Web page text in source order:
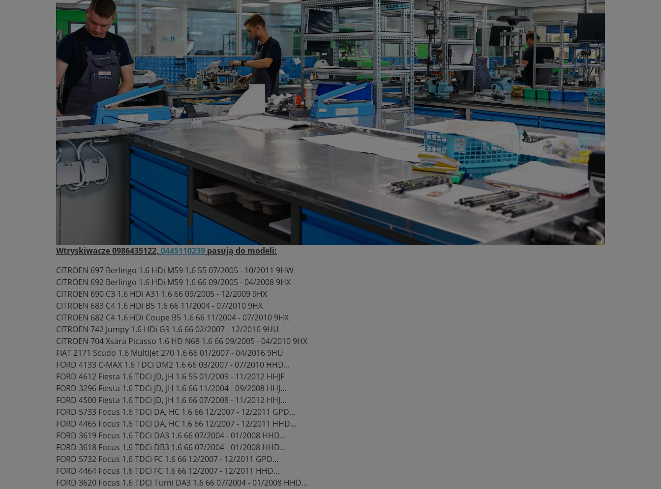
Wtryskiwacze 0986435122, 0445110239 pasują do modeli:
CITROEN 697 Berlingo 1.6 HDi M59 1.6 55 07/2005 - 10/2011 9HW
CITROEN 692 Berlingo 1.6 HDi M59 1.6 66 09/2005 - 04/2008 9HX
CITROEN 690 C3 1.6 HDi A31 1.6 66 09/2005 - 12/2009 9HX
CITROEN 683 C4 1.6 HDi B5 1.6 66 11/2004 - 07/2010 9HX
CITROEN 682 C4 1.6 HDi Coupe B5 1.6 66 11/2004 - 07/2010 9HX
CITROEN 742 Jumpy 1.6 HDi G9 1.6 66 02/2007 - 12/2016 9HU
CITROEN 704 Xsara Picasso 1.6 HD N68 1.6 66 09/2005 - 04/2010 9HX
FIAT 2171 Scudo 1.6 MultiJet 270 1.6 66 01/2007 - 04/2016 9HU
FORD 4133 C-MAX 1.6 TDCi DM2 1.6 66 03/2007 - 07/2010 HHD...
FORD 4612 Fiesta 1.6 TDCi JD, JH 1.6 55 01/2009 - 11/2012 HHJF
FORD 3296 Fiesta 1.6 TDCi JD, JH 1.6 66 11/2004 - 09/2008 HHJ...
FORD 4500 Fiesta 1.6 TDCi JD, JH 1.6 66 07/2008 - 11/2012 HHJ...
FORD 5733 Focus 1.6 TDCi DA, HC 1.6 66 12/2007 - 12/2011 GPD...
FORD 4465 Focus 1.6 TDCi DA, HC 1.6 66 12/2007 - 12/2011 HHD...
FORD 3619 Focus 1.6 TDCi DA3 1.6 66 07/2004 - 01/2008 HHD...
FORD 3618 Focus 1.6 TDCi DB3 1.6 66 07/2004 - 01/2008 HHD...
FORD 5732 Focus 1.6 TDCi FC 1.6 66 12/2007 - 12/2011 GPD...
FORD 4464 Focus 1.6 TDCi FC 1.6 66 12/2007 - 12/2011 HHD...
FORD 3620 Focus 1.6 TDCi Turni DA3 1.6 66 07/2004 - 01/2008 HHD...